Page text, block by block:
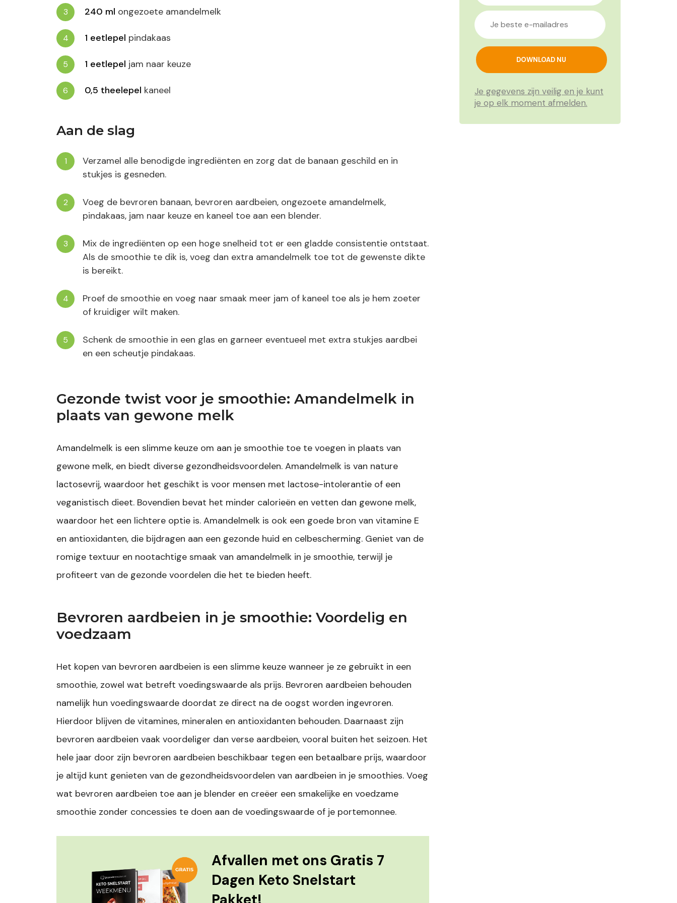
240 ml ongezoete amandelmelk
1 eetlepel pindakaas
1 eetlepel jam naar keuze
0,5 theelepel kaneel
Aan de slag
Verzamel alle benodigde ingrediënten en zorg dat de banaan geschild en in
stukjes is gesneden.
Voeg de bevroren banaan, bevroren aardbeien, ongezoete amandelmelk,
pindakaas, jam naar keuze en kaneel toe aan een blender.
Mix de ingrediënten op een hoge snelheid tot er een gladde consistentie ontstaat.
Als de smoothie te dik is, voeg dan extra amandelmelk toe tot de gewenste dikte
is bereikt.
Proef de smoothie en voeg naar smaak meer jam of kaneel toe als je hem zoeter
of kruidiger wilt maken.
Schenk de smoothie in een glas en garneer eventueel met extra stukjes aardbei
en een scheutje pindakaas.
Gezonde twist voor je smoothie: Amandelmelk in
plaats van gewone melk
Amandelmelk is een slimme keuze om aan je smoothie toe te voegen in plaats van
gewone melk, en biedt diverse gezondheidsvoordelen. Amandelmelk is van nature
lactosevrij, waardoor het geschikt is voor mensen met lactose-intolerantie of een
veganistisch dieet. Bovendien bevat het minder calorieën en vetten dan gewone melk,
waardoor het een lichtere optie is. Amandelmelk is ook een goede bron van vitamine E
en antioxidanten, die bijdragen aan een gezonde huid en celbescherming. Geniet van de
romige textuur en nootachtige smaak van amandelmelk in je smoothie, terwijl je
profiteert van de gezonde voordelen die het te bieden heeft.
Bevroren aardbeien in je smoothie: Voordelig en
voedzaam
Het kopen van bevroren aardbeien is een slimme keuze wanneer je ze gebruikt in een
smoothie, zowel wat betreft voedingswaarde als prijs. Bevroren aardbeien behouden
namelijk hun voedingswaarde doordat ze direct na de oogst worden ingevroren.
Hierdoor blijven de vitamines, mineralen en antioxidanten behouden. Daarnaast zijn
bevroren aardbeien vaak voordeliger dan verse aardbeien, vooral buiten het seizoen. Het
hele jaar door zijn bevroren aardbeien beschikbaar tegen een betaalbare prijs, waardoor
je altijd kunt genieten van de gezondheidsvoordelen van aardbeien in je smoothies. Voeg
wat bevroren aardbeien toe aan je blender en creëer een smakelijke en voedzame
smoothie zonder concessies te doen aan de voedingswaarde of je portemonnee.
Afvallen met ons Gratis 7
Dagen Keto Snelstart
Je gegevens zijn veilig en je kunt
je op elk moment afmelden.